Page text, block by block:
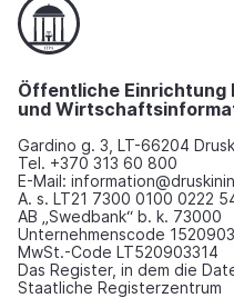
Öffentliche Einrichtung
und
Gardino g. 3, LT-66204
Tel. +370 313 60 800
E-Mail:
A. s. LT21 7300 0100 0222
AB „Swedbank“ b. k. 73000
Unternehmenscode
MwSt.-Code LT520903314
Das Register, in dem die
Staatliche Registerzentrum